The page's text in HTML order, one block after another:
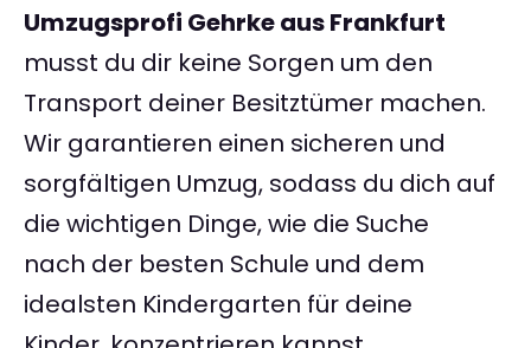
Umzugsprofi Gehrke aus Frankfurt
musst du dir keine Sorgen um den
Transport deiner Besitztümer machen.
Wir garantieren einen sicheren und
sorgfältigen Umzug, sodass du dich auf
die wichtigen Dinge, wie die Suche
nach der besten Schule und dem
idealsten Kindergarten für deine